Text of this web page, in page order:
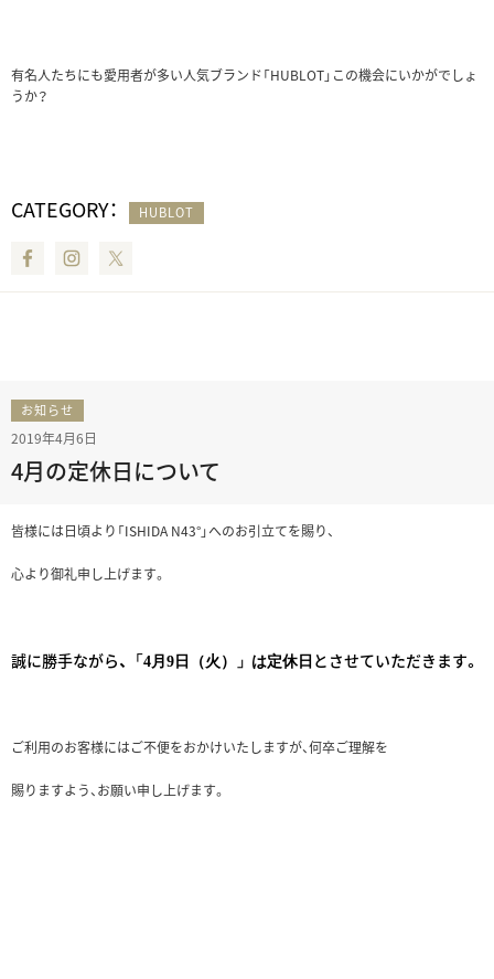
有名人たちにも愛用者が多い人気ブランド「HUBLOT」この機会にいかがでしょ
うか？
CATEGORY： HUBLOT
FacebookInstagram
お知らせ
2019年4月6日
4月の定休日について
皆様には日頃より「ISHIDA N43°」へのお引立てを賜り、
心より御礼申し上げます。
誠に勝手ながら、 「4月9日（火）」は定休日 とさせていただきます。
ご利用のお客様にはご不便をおかけいたしますが、何卒ご理解を
賜りますよう、お願い申し上げます。